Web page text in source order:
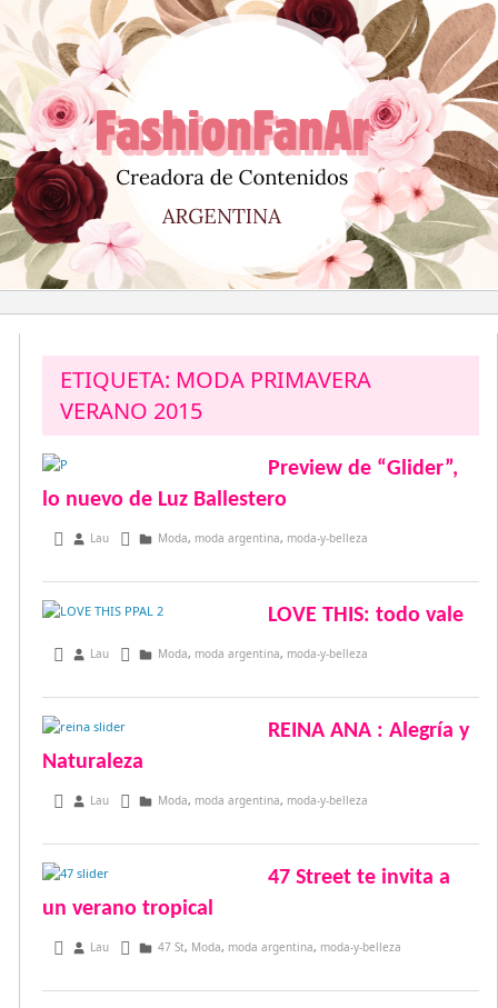
al
contenido
ETIQUETA: MODA PRIMAVERA
VERANO 2015
Preview de “Glider”,
lo nuevo de Luz Ballestero
septiembre 24, 2014
Lau Moda, moda argentina, moda-y-belleza
LOVE THIS: todo vale
agosto 31, 2014
Lau Moda, moda argentina, moda-y-belleza
REINA ANA : Alegría y
Naturaleza
agosto 28, 2014
Lau Moda, moda argentina, moda-y-belleza
47 Street te invita a
un verano tropical
agosto 13, 2014
Lau 47 St, Moda, moda argentina, moda-y-belleza